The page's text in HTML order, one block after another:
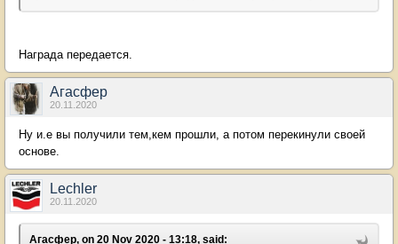
Награда передается.
Агасфер
20.11.2020
Ну и.е вы получили тем,кем прошли, а потом перекинули своей
основе.
Lechler
20.11.2020
Агасфер, on 20 Nov 2020 - 13:18, said: